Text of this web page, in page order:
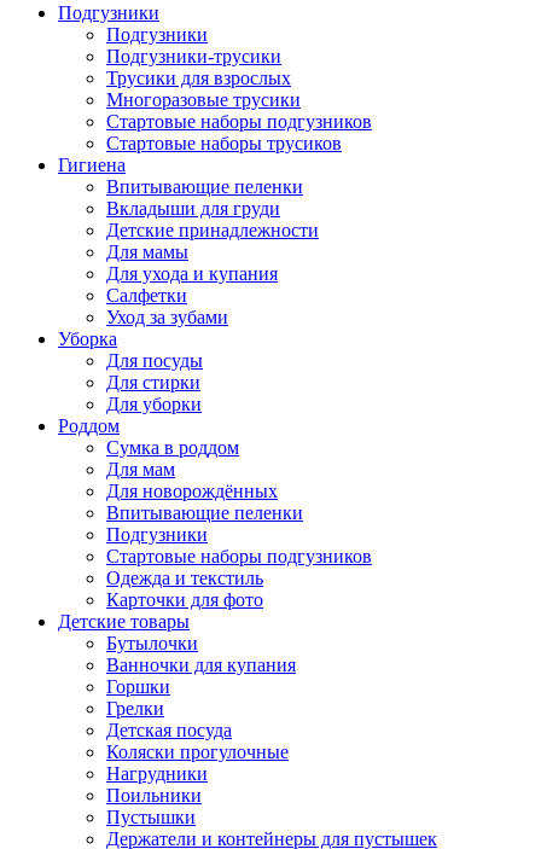
Подгузники
Подгузники
Подгузники-трусики
Трусики для взрослых
Многоразовые трусики
Стартовые наборы подгузников
Стартовые наборы трусиков
Гигиена
Впитывающие пеленки
Вкладыши для груди
Детские принадлежности
Для мамы
Для ухода и купания
Салфетки
Уход за зубами
Уборка
Для посуды
Для стирки
Для уборки
Роддом
Сумка в роддом
Для мам
Для новорождённых
Впитывающие пеленки
Подгузники
Стартовые наборы подгузников
Одежда и текстиль
Карточки для фото
Детские товары
Бутылочки
Ванночки для купания
Горшки
Грелки
Детская посуда
Коляски прогулочные
Нагрудники
Поильники
Пустышки
Держатели и контейнеры для пустышек